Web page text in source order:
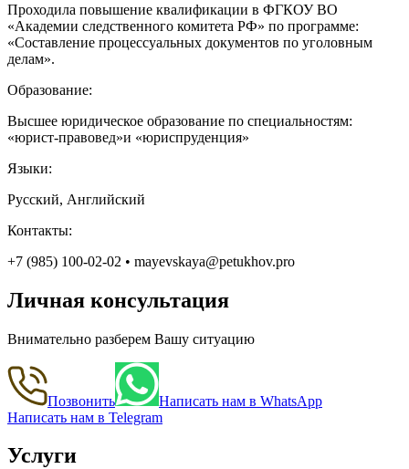
Проходила повышение квалификации в ФГКОУ ВО
«Академии следственного комитета РФ» по программе:
«Составление процессуальных документов по уголовным
делам».
Образование:
Высшее юридическое образование по специальностям:
«юрист-правовед»и «юриспруденция»
Языки:
Русский, Английский
Контакты:
+7 (985) 100-02-02 • mayevskaya@petukhov.pro
Личная консультация
Внимательно разберем Вашу ситуацию
Позвонить
Написать нам в WhatsApp
Написать нам в Telegram
Услуги